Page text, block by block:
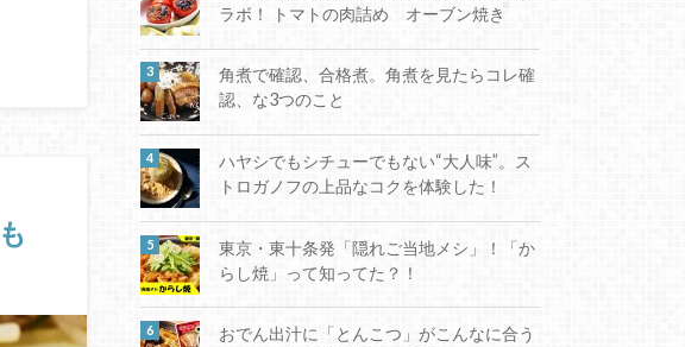
ラボ！ トマトの肉詰め オーブン焼き
角煮で確認、合格煮。角煮を見たらコレ確
認、な3つのこと
ハヤシでもシチューでもない“大人味”。ス
トロガノフの上品なコクを体験した！
東京・東十条発「隠れご当地メシ」！「か
らし焼」って知ってた？！
おでん出汁に「とんこつ」がこんなに合う